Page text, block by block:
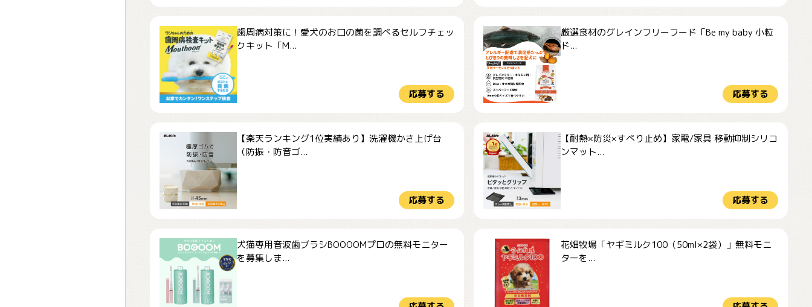
歯周病対策に！愛犬のお口の菌を調べるセルフチェッ
クキット「M...
応募する
厳選食材のグレインフリーフード「Be my baby 小粒
ド...
応募する
【楽天ランキング1位実績あり】洗濯機かさ上げ台
（防振・防音ゴ...
応募する
【耐熱×防災×すべり止め】家電/家具 移動抑制シリコ
ンマット...
応募する
犬猫専用音波歯ブラシBOOOOMプロの無料モニター
を募集しま...
花畑牧場「ヤギミルク100（50ml×2袋）」無料モニ
ターを...